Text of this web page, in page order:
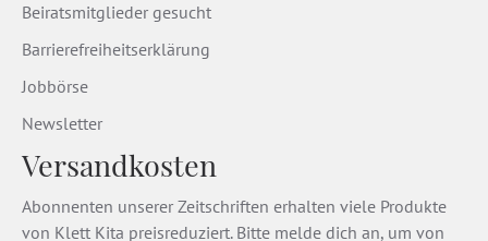
Beiratsmitglieder gesucht
Barrierefreiheitserklärung
Jobbörse
Newsletter
Versandkosten
Abonnenten unserer Zeitschriften erhalten viele Produkte
von Klett Kita preisreduziert. Bitte melde dich an, um von